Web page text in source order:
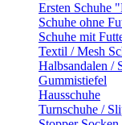
Ersten Schuhe
Schuhe ohne
Schuhe mit
Textil / Mesh
Halbsandalen /
Gummistiefel
Hausschuhe
Turnschuhe /